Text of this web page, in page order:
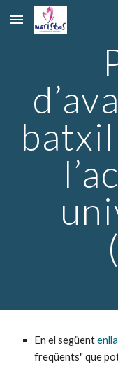
Skip to main content
En el següent
freqüents" que